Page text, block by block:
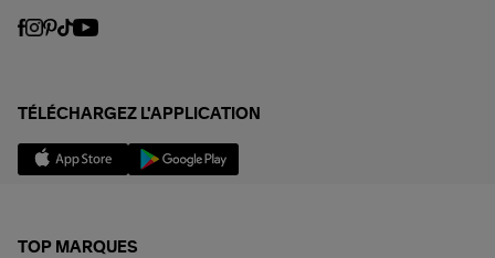
TÉLÉCHARGEZ L'APPLICATION
TOP MARQUES